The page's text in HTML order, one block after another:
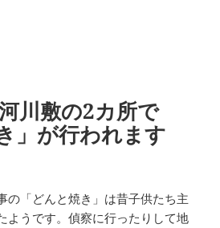
川敷の2カ所で
」が行われます
の「どんと焼き」は昔子供たち主
ようです。偵察に行ったりして地